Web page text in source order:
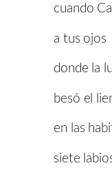
cuando
a tus ojos
donde la
besó el
en las
siete